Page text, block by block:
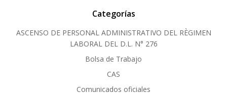
Categorías
ASCENSO DE PERSONAL ADMINISTRATIVO DEL RÈGIMEN
LABORAL DEL D.L. N° 276
Bolsa de Trabajo
CAS
Comunicados oficiales